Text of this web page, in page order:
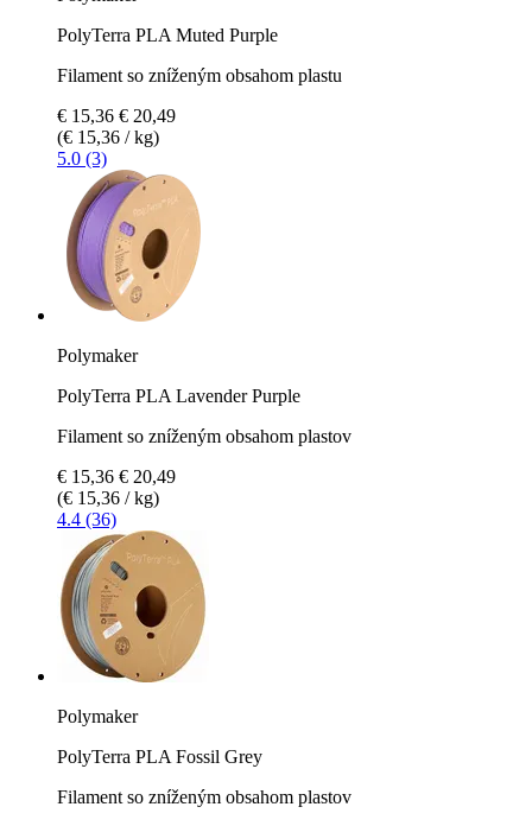
PolyTerra PLA Muted Purple
Filament so zníženým obsahom plastu
€ 15,36 € 20,49
(€ 15,36 / kg)
5.0 (3)
Polymaker
PolyTerra PLA Lavender Purple
Filament so zníženým obsahom plastov
€ 15,36 € 20,49
(€ 15,36 / kg)
4.4 (36)
Polymaker
PolyTerra PLA Fossil Grey
Filament so zníženým obsahom plastov